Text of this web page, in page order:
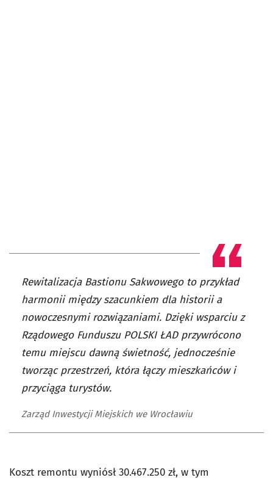
Rewitalizacja Bastionu Sakwowego to przykład
harmonii między szacunkiem dla historii a
nowoczesnymi rozwiązaniami. Dzięki wsparciu z
Rządowego Funduszu POLSKI ŁAD przywrócono
temu miejscu dawną świetność, jednocześnie
tworząc przestrzeń, która łączy mieszkańców i
przyciąga turystów.
Zarząd Inwestycji Miejskich we Wrocławiu
Koszt remontu wyniósł30.467.250 zł, w tym